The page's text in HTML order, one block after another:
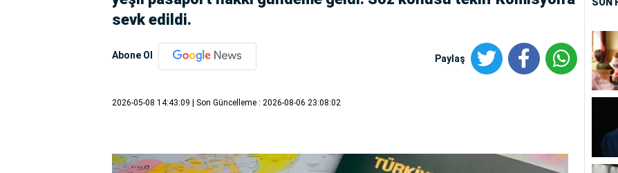
sevk edildi.
Abone Ol Paylaş
2026-05-08 14:43:09 | Son Güncelleme : 2026-08-06 23:08:02